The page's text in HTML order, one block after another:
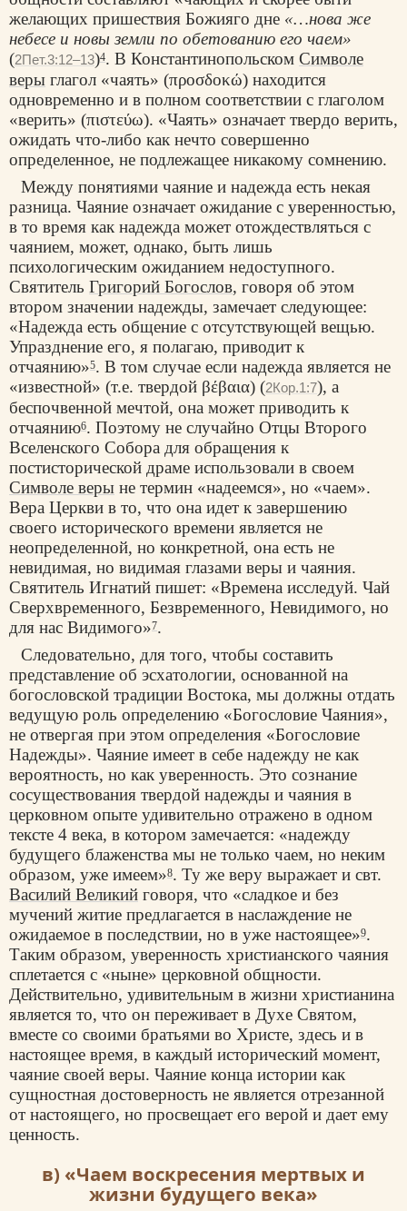
желающих пришествия Божияго дне «…нова же
небесе и новы земли по обетованию его чаем»
(2Пет.3:12–13)4. В Константинопольском Символе
веры глагол «чаять» (προσδοκώ) находится
одновременно и в полном соответствии с глаголом
«верить» (πιστεύω). «Чаять» означает твердо верить,
ожидать что-либо как нечто совершенно
определенное, не подлежащее никакому сомнению.
Между понятиями чаяние и надежда есть некая
разница. Чаяние означает ожидание с уверенностью,
в то время как надежда может отождествляться с
чаянием, может, однако, быть лишь
психологическим ожиданием недоступного.
Святитель Григорий Богослов, говоря об этом
втором значении надежды, замечает следующее:
«Надежда есть общение с отсутствующей вещью.
Упразднение его, я полагаю, приводит к
отчаянию»5. В том случае если надежда является не
«известной» (т.е. твердой βέβαια) (2Кор.1:7), а
беспочвенной мечтой, она может приводить к
отчаянию6. Поэтому не случайно Отцы Второго
Вселенского Собора для обращения к
постисторической драме использовали в своем
Символе веры не термин «надеемся», но «чаем».
Вера Церкви в то, что она идет к завершению
своего исторического времени является не
неопределенной, но конкретной, она есть не
невидимая, но видимая глазами веры и чаяния.
Святитель Игнатий пишет: «Времена исследуй. Чай
Сверхвременного, Безвременного, Невидимого, но
для нас Видимого»7.
Следовательно, для того, чтобы составить
представление об эсхатологии, основанной на
богословской традиции Востока, мы должны отдать
ведущую роль определению «Богословие Чаяния»,
не отвергая при этом определения «Богословие
Надежды». Чаяние имеет в себе надежду не как
вероятность, но как уверенность. Это сознание
сосуществования твердой надежды и чаяния в
церковном опыте удивительно отражено в одном
тексте 4 века, в котором замечается: «надежду
будущего блаженства мы не только чаем, но неким
образом, уже имеем»8. Ту же веру выражает и свт.
Василий Великий говоря, что «сладкое и без
мучений житие предлагается в наслаждение не
ожидаемое в последствии, но в уже настоящее»9.
Таким образом, уверенность христианского чаяния
сплетается с «ныне» церковной общности.
Действительно, удивительным в жизни христианина
является то, что он переживает в Духе Святом,
вместе со своими братьями во Христе, здесь и в
настоящее время, в каждый исторический момент,
чаяние своей веры. Чаяние конца истории как
сущностная достоверность не является отрезанной
от настоящего, но просвещает его верой и дает ему
ценность.
в) «Чаем воскресения мертвых и
жизни будущего века»